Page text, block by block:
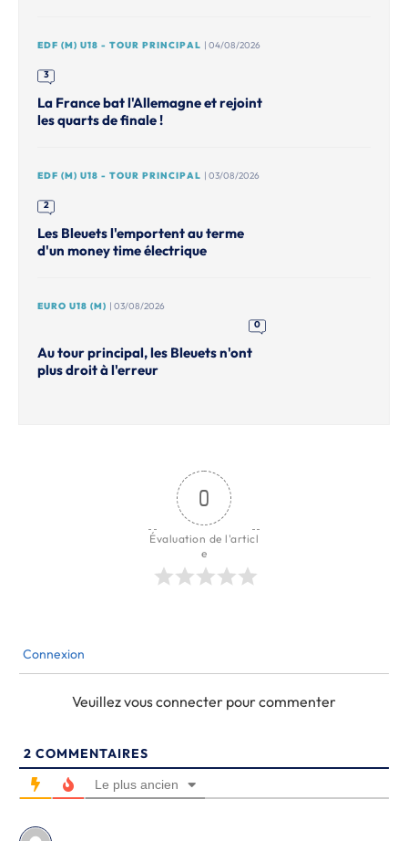
EDF (M) U18 - TOUR PRINCIPAL | 04/08/2026
3
La France bat l'Allemagne et rejoint
les quarts de finale !
EDF (M) U18 - TOUR PRINCIPAL | 03/08/2026
2
Les Bleuets l'emportent au terme
d'un money time électrique
EURO U18 (M) | 03/08/2026
0
Au tour principal, les Bleuets n'ont
plus droit à l'erreur
0
Évaluation de l'articl
e
Connexion
Veuillez vous connecter pour commenter
2 COMMENTAIRES
Le plus ancien